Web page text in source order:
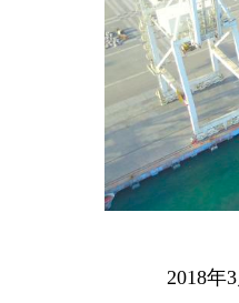
2018年